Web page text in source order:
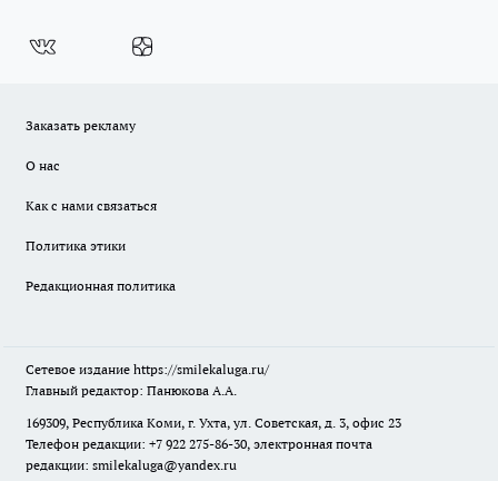
Заказать рекламу
О нас
Как с нами связаться
Политика этики
Редакционная политика
Сетевое издание https://smilekaluga.ru/
Главный редактор: Панюкова А.А.
169309, Республика Коми, г. Ухта, ул. Советская, д. 3, офис 23
Телефон редакции: +7 922 275-86-30, электронная почта
редакции: smilekaluga@yandex.ru